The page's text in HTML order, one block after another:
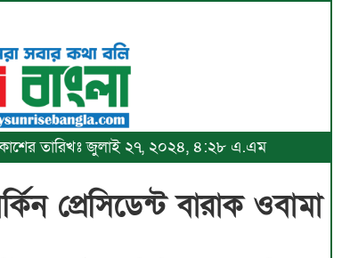
তারিখঃ জুলাই ২৭, ২০২৪, ৪:২৮ এ.এম
প্রেসিডেন্ট বারাক ওবামা